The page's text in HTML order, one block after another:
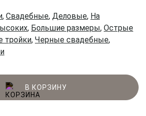
, Свадебные, Деловые, На
, Большие размеры, Острые
тройки, Черные свадебные,
В КОРЗИНУ